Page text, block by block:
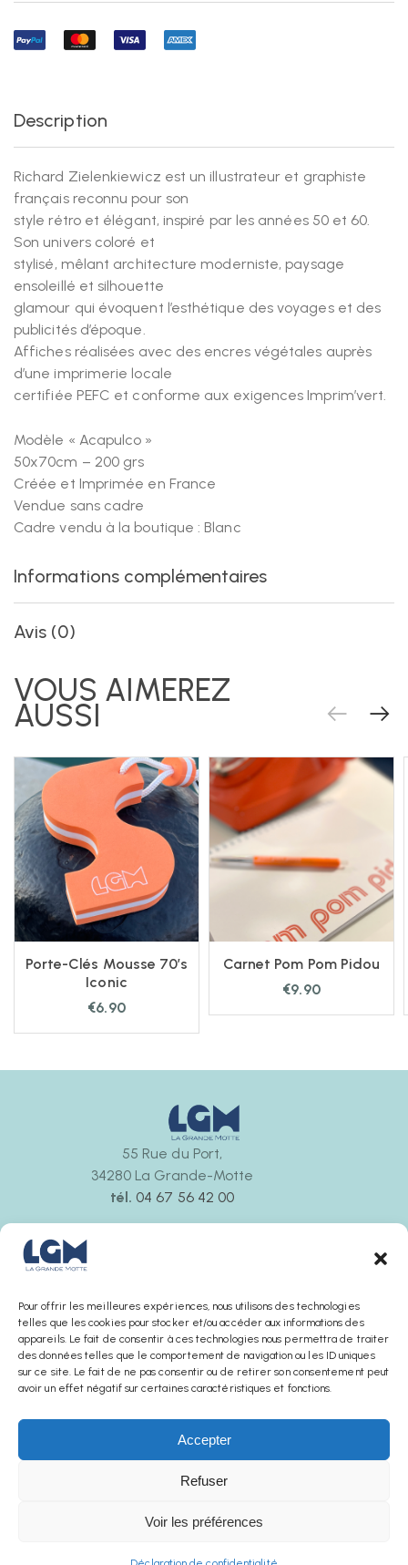
Pour offrir les meilleures expériences, nous utilisons des technologies
telles que les cookies pour stocker et/ou accéder aux informations des
appareils. Le fait de consentir à ces technologies nous permettra de traiter
des données telles que le comportement de navigation ou les ID uniques
sur ce site. Le fait de ne pas consentir ou de retirer son consentement peut
avoir un effet négatif sur certaines caractéristiques et fonctions.
Accepter
Refuser
Voir les préférences
Description
Richard Zielenkiewicz est un illustrateur et graphiste
français reconnu pour son
style rétro et élégant, inspiré par les années 50 et 60.
Son univers coloré et
stylisé, mêlant architecture moderniste, paysage
ensoleillé et silhouette
glamour qui évoquent l’esthétique des voyages et des
publicités d’époque.
Affiches réalisées avec des encres végétales auprès
d’une imprimerie locale
certifiée PEFC et conforme aux exigences Imprim’vert.
Modèle « Acapulco »
50x70cm – 200 grs
Créée et Imprimée en France
Vendue sans cadre
Cadre vendu à la boutique : Blanc
Informations complémentaires
Avis (0)
Porte-Clés Mousse 70’s
Iconic
€6.90
Carnet Pom Pom Pidou
€9.90
55 Rue du Port,
34280 La Grande-Motte
tél. 04 67 56 42 00
de 9h30 à 12h00 et de 14h30 à 18h00
tourisme
Politique de confidentialité Conditions générales de ventes